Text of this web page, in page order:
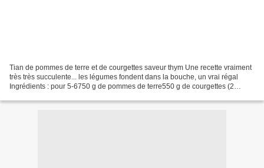
Tian de pommes de terre et de courgettes saveur thym Une recette vraiment
très très succulente... les légumes fondent dans la bouche, un vrai régal
Ingrédients : pour 5-6750 g de pommes de terre550 g de courgettes (2